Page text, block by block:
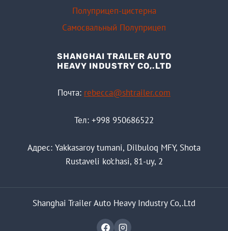
Полуприцеп-цистерна
Самосвальный Полуприцеп
SHANGHAI TRAILER AUTO
HEAVY INDUSTRY CO,.LTD
Почта: rebecca@shtrailer.com
Тел: +998 950686522
Адрес: Yakkasaroy tumani, Dilbuloq MFY, Shota
Rustaveli ko’chasi, 81-uy, 2
Shanghai Trailer Auto Heavy Industry Co,.Ltd